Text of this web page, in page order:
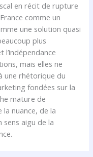
en récit de rupture
comme un
une solution quasi
plus
mais elles ne
une rhétorique du
fondées sur la
mature de
la nuance, de la
aigu de la